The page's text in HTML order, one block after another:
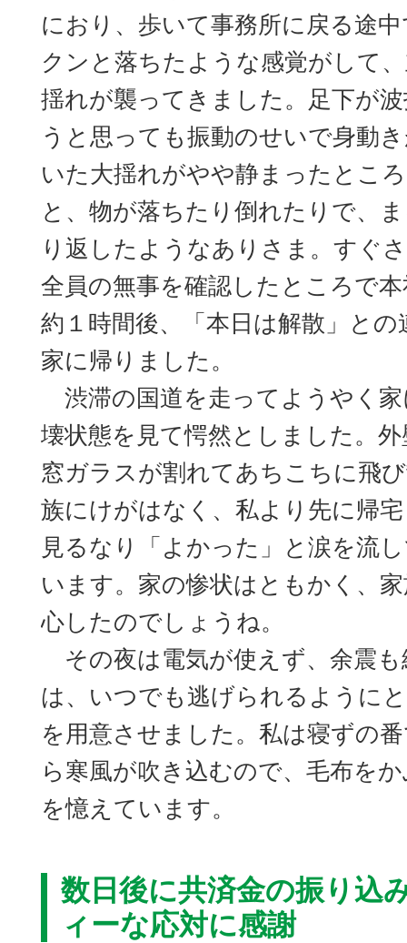
におり、歩いて事務所に戻る途
クンと落ちたような感覚がして
揺れが襲ってきました。足下が
うと思っても振動のせいで身動
いた大揺れがやや静まったとこ
と、物が落ちたり倒れたりで、
り返したようなありさま。すぐ
全員の無事を確認したところで
約１時間後、「本日は解散」と
家に帰りました。
渋滞の国道を走ってようやく
壊状態を見て愕然としました。
窓ガラスが割れてあちこちに飛
族にけがはなく、私より先に帰
見るなり「よかった」と涙を流
います。家の惨状はともかく、
心したのでしょうね。
その夜は電気が使えず、余震
は、いつでも逃げられるように
を用意させました。私は寝ずの
ら寒風が吹き込むので、毛布を
を憶えています。
数日後に共済金の振り込
ィーな応対に感謝